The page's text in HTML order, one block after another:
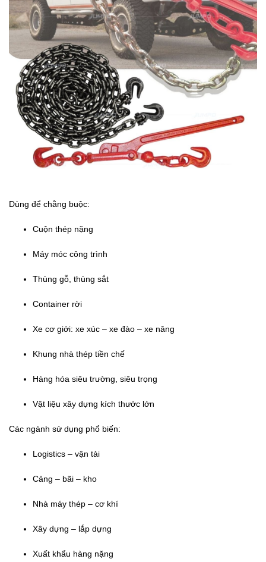
Dùng để chằng buộc:
Cuộn thép nặng
Máy móc công trình
Thùng gỗ, thùng sắt
Container rời
Xe cơ giới: xe xúc – xe đào – xe nâng
Khung nhà thép tiền chế
Hàng hóa siêu trường, siêu trọng
Vật liệu xây dựng kích thước lớn
Các ngành sử dụng phổ biến:
Logistics – vận tải
Cảng – bãi – kho
Nhà máy thép – cơ khí
Xây dựng – lắp dựng
Xuất khẩu hàng nặng